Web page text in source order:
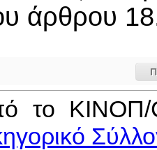
άρθρου
το